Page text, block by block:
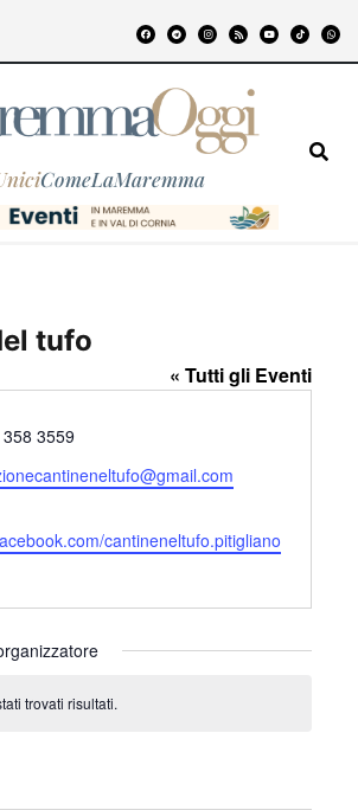
ComeLaMaremma
tufo
« Tutti gli Eventi
3559
cantineneltufo.pitigliano
trovati risultati.